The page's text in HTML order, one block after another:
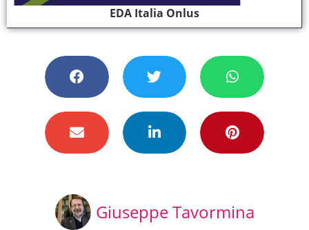
EDA Italia Onlus
Giuseppe Tavormina